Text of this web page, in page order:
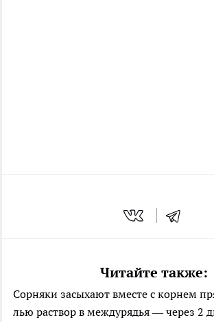
Читайте также:
Сорняки засыхают вместе с корнем
лью раствор в междурядья — через 2